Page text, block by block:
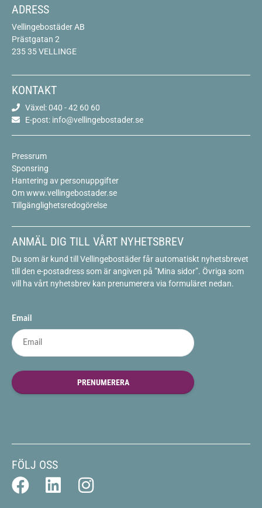
ADRESS
Vellingebostäder AB
Prästgatan 2
235 35 VELLINGE
KONTAKT
Växel: 040 - 42 60 60
E-post: info@vellingebostader.se
Pressrum
Sponsring
Hantering av personuppgifter
Om www.vellingebostader.se
Tillgänglighetsredogörelse
ANMÄL DIG TILL VÅRT NYHETSBREV
Du som är kund till Vellingebostäder får automatiskt nyhetsbrevet
till den e-postadress som är angiven på ”Mina sidor”. Övriga som
vill ha vårt nyhetsbrev kan prenumerera via formuläret nedan.
Email
PRENUMERERA
FÖLJ OSS